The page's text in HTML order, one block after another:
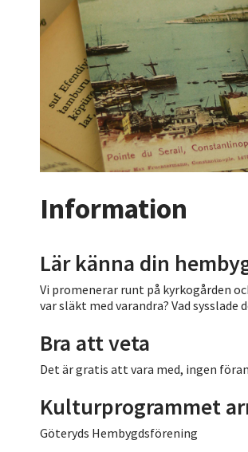
Information
Lär känna din
Vi promenerar runt på kyrkogården
var släkt med varandra? Vad sysslade
Bra att veta
Det är gratis att vara med, ingen
Kulturprogrammet
Göteryds Hembygdsförening